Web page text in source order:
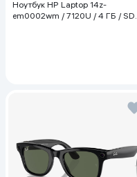
Ноутбук HP Laptop 14z-
em0002wm / 7120U / 4 ГБ / SDD